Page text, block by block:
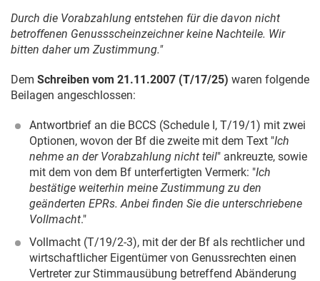
Durch die Vorabzahlung entstehen für die davon nicht
betroffenen Genussscheinzeichner keine Nachteile. Wir
bitten daher um Zustimmung."
Dem Schreiben vom 21.11.2007 (T/17/25) waren folgende
Beilagen angeschlossen:
Antwortbrief an die BCCS (Schedule I, T/19/1) mit zwei
Optionen, wovon der Bf die zweite mit dem Text "Ich
nehme an der Vorabzahlung nicht teil" ankreuzte, sowie
mit dem von dem Bf unterfertigten Vermerk: "Ich
bestätige weiterhin meine Zustimmung zu den
geänderten EPRs. Anbei finden Sie die unterschriebene
Vollmacht."
Vollmacht (T/19/2-3), mit der der Bf als rechtlicher und
wirtschaftlicher Eigentümer von Genussrechten einen
Vertreter zur Stimmausübung betreffend Abänderung